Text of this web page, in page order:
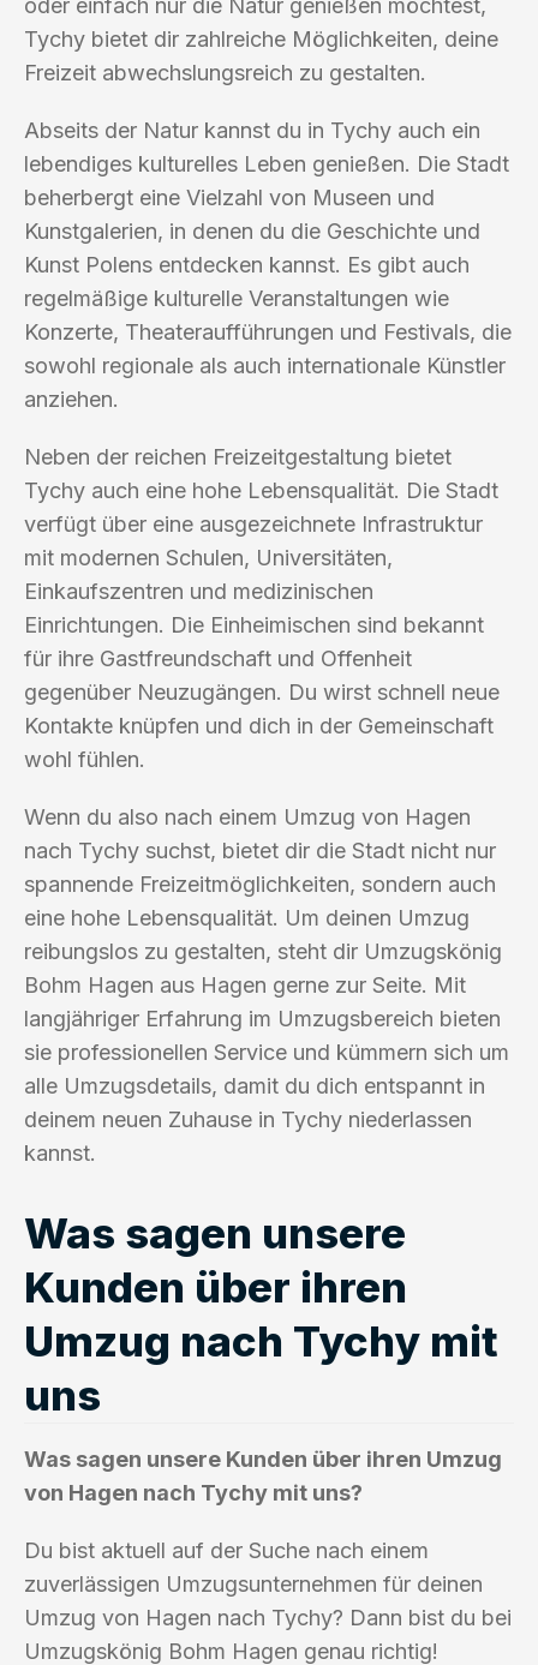
oder einfach nur die Natur genießen möchtest,
Tychy bietet dir zahlreiche Möglichkeiten, deine
Freizeit abwechslungsreich zu gestalten.
Abseits der Natur kannst du in Tychy auch ein
lebendiges kulturelles Leben genießen. Die Stadt
beherbergt eine Vielzahl von Museen und
Kunstgalerien, in denen du die Geschichte und
Kunst Polens entdecken kannst. Es gibt auch
regelmäßige kulturelle Veranstaltungen wie
Konzerte, Theateraufführungen und Festivals, die
sowohl regionale als auch internationale Künstler
anziehen.
Neben der reichen Freizeitgestaltung bietet
Tychy auch eine hohe Lebensqualität. Die Stadt
verfügt über eine ausgezeichnete Infrastruktur
mit modernen Schulen, Universitäten,
Einkaufszentren und medizinischen
Einrichtungen. Die Einheimischen sind bekannt
für ihre Gastfreundschaft und Offenheit
gegenüber Neuzugängen. Du wirst schnell neue
Kontakte knüpfen und dich in der Gemeinschaft
wohl fühlen.
Wenn du also nach einem Umzug von Hagen
nach Tychy suchst, bietet dir die Stadt nicht nur
spannende Freizeitmöglichkeiten, sondern auch
eine hohe Lebensqualität. Um deinen Umzug
reibungslos zu gestalten, steht dir Umzugskönig
Bohm Hagen aus Hagen gerne zur Seite. Mit
langjähriger Erfahrung im Umzugsbereich bieten
sie professionellen Service und kümmern sich um
alle Umzugsdetails, damit du dich entspannt in
deinem neuen Zuhause in Tychy niederlassen
kannst.
Was sagen unsere
Kunden über ihren
Umzug nach Tychy mit
uns
Was sagen unsere Kunden über ihren Umzug
von Hagen nach Tychy mit uns?
Du bist aktuell auf der Suche nach einem
zuverlässigen Umzugsunternehmen für deinen
Umzug von Hagen nach Tychy? Dann bist du bei
Umzugskönig Bohm Hagen genau richtig!